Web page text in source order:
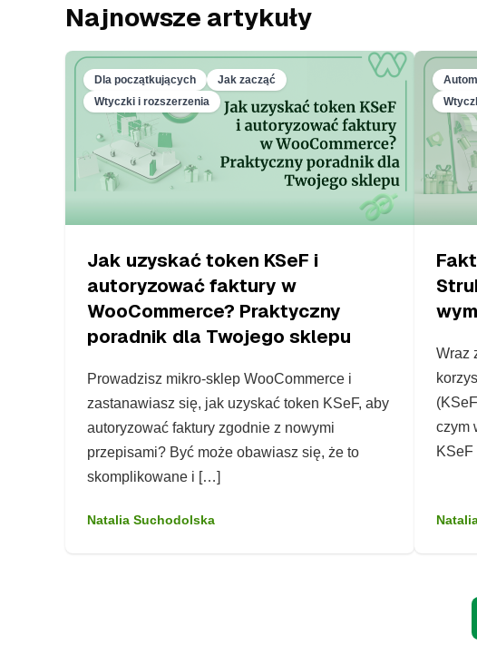
Najnowsze artykuły
Dla początkujących
Jak zacząć
Wtyczki i rozszerzenia
Jak uzyskać token KSeF i
autoryzować faktury w
WooCommerce? Praktyczny
poradnik dla Twojego sklepu
Prowadzisz mikro-sklep WooCommerce i
zastanawiasz się, jak uzyskać token KSeF, aby
autoryzować faktury zgodnie z nowymi
przepisami? Być może obawiasz się, że to
skomplikowane i […]
Natalia Suchodolska
Wraz
czym